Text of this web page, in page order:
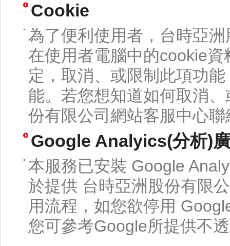
Cookie
為了便利使用者，台時亞
在使用者電腦中的cookie
定，取消、或限制此項功
能。若您想知道如何取消
份有限公司網站客服中心聯
Google Analyics(分析)
本服務已安裝 Google
於提供 台時亞洲股份有限
用流程，如您欲停用
您可參考Google所提供不